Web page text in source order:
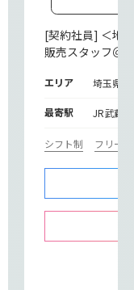
[契約社員] ＜地
販売スタッフ＠
エリア 埼玉県
最寄駅 JR武蔵
シフト制 フリー